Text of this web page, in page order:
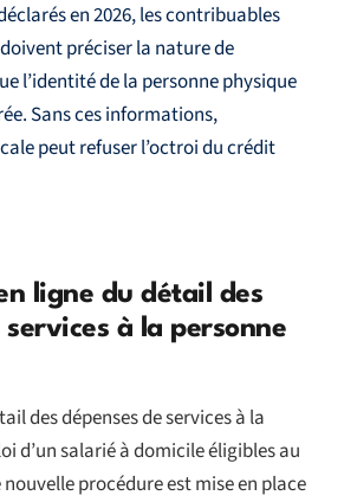
en 2026, les contribuables
préciser la nature de
l’identité de la personne physique
Sans ces informations,
peut refuser l’octroi du crédit
ligne du détail des
services à la personne
des dépenses de services à la
d’un salarié à domicile éligibles au
procédure est mise en place